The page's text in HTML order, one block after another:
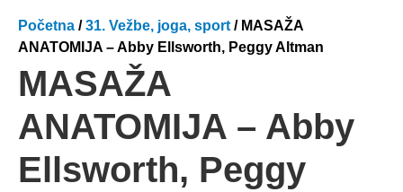
Početna /31. Vežbe, joga, sport / MASAŽA
ANATOMIJA – Abby Ellsworth, Peggy Altman
MASAŽA
ANATOMIJA – Abby
Ellsworth, Peggy